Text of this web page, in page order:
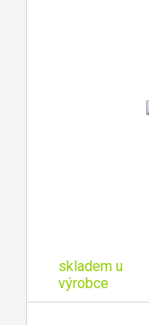
skladem u
výrobce